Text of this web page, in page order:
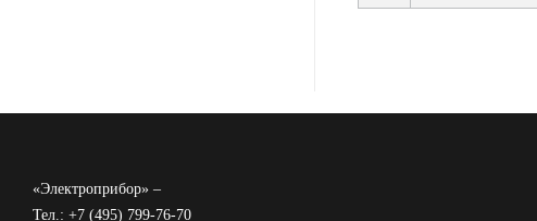
«Электроприбор» –
Тел.: +7 (495) 799-76-70